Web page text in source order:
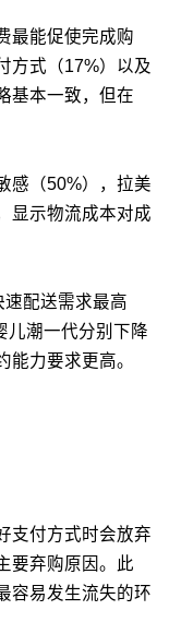
最能促使完成购
方式（17%）以及
基本一致，但在
感（50%），拉美
显示物流成本对成
配送需求最高
儿潮一代分别下降
能力要求更高。
支付方式时会放弃
要弃购原因。此
容易发生流失的环